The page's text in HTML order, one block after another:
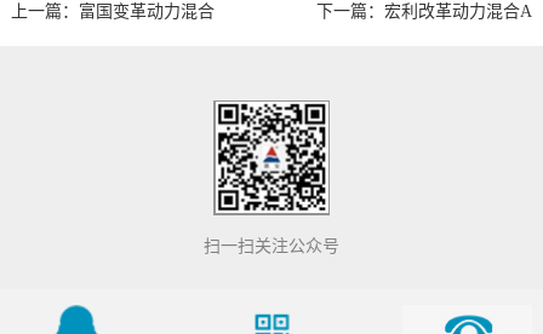
上一篇：富国变革动力混合 下一篇：宏利改革动力混合A
扫一扫关注公众号